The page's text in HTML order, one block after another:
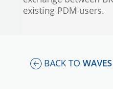
existing PDM users.
BACK TO